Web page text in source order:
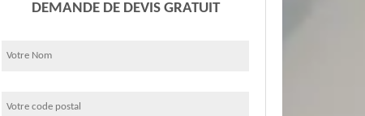
DEMANDE DE DEVIS GRATUIT